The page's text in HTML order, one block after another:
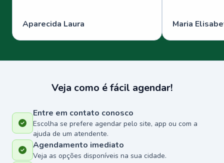
Aparecida Laura Maria
Veja como é fácil agendar!
Entre em contato conosco
Escolha se prefere agendar pelo site, app ou com a
ajuda de um atendente.
Agendamento imediato
Veja as opções disponíveis na sua cidade.